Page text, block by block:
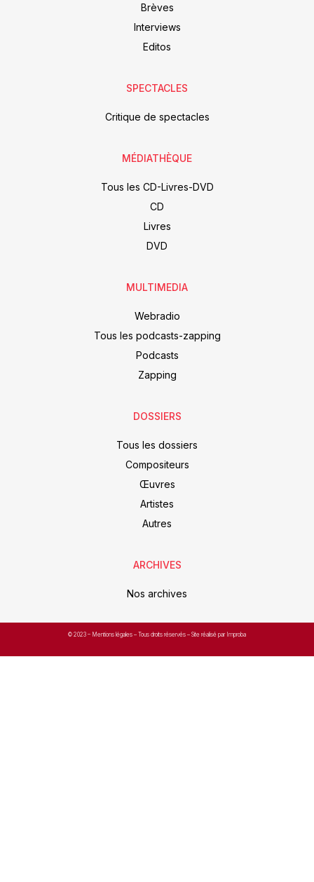
Brèves
Interviews
Editos
SPECTACLES
Critique de spectacles
MÉDIATHÈQUE
Tous les CD-Livres-DVD
CD
Livres
DVD
MULTIMEDIA
Webradio
Tous les podcasts-zapping
Podcasts
Zapping
DOSSIERS
Tous les dossiers
Compositeurs
Œuvres
Artistes
Autres
ARCHIVES
Nos archives
© 2023 – Mentions légales – Tous droits réservés – Site réalisé par Improba